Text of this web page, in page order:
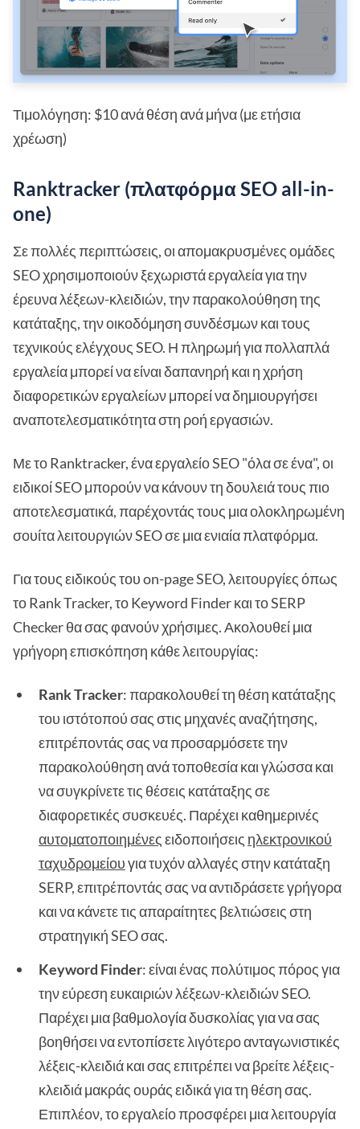
Τιμολόγηση: $10 ανά θέση ανά μήνα (με ετήσια
χρέωση)
Ranktracker (πλατφόρμα SEO all-in-
one)
Σε πολλές περιπτώσεις, οι απομακρυσμένες ομάδες
SEO χρησιμοποιούν ξεχωριστά εργαλεία για την
έρευνα λέξεων-κλειδιών, την παρακολούθηση της
κατάταξης, την οικοδόμηση συνδέσμων και τους
τεχνικούς ελέγχους SEO. Η πληρωμή για πολλαπλά
εργαλεία μπορεί να είναι δαπανηρή και η χρήση
διαφορετικών εργαλείων μπορεί να δημιουργήσει
αναποτελεσματικότητα στη ροή εργασιών.
Με το Ranktracker, ένα εργαλείο SEO "όλα σε ένα", οι
ειδικοί SEO μπορούν να κάνουν τη δουλειά τους πιο
αποτελεσματικά, παρέχοντάς τους μια ολοκληρωμένη
σουίτα λειτουργιών SEO σε μια ενιαία πλατφόρμα.
Για τους ειδικούς του on-page SEO, λειτουργίες όπως
το Rank Tracker, το Keyword Finder και το SERP
Checker θα σας φανούν χρήσιμες. Ακολουθεί μια
γρήγορη επισκόπηση κάθε λειτουργίας:
Rank Tracker: παρακολουθεί τη θέση κατάταξης
του ιστότοπού σας στις μηχανές αναζήτησης,
επιτρέποντάς σας να προσαρμόσετε την
παρακολούθηση ανά τοποθεσία και γλώσσα και
να συγκρίνετε τις θέσεις κατάταξης σε
διαφορετικές συσκευές. Παρέχει καθημερινές
αυτοματοποιημένεςειδοποιήσεις ηλεκτρονικού
ταχυδρομείουγια τυχόν αλλαγές στην κατάταξη
SERP, επιτρέποντάς σας να αντιδράσετε γρήγορα
και να κάνετε τις απαραίτητες βελτιώσεις στη
στρατηγική SEO σας.
Keyword Finder: είναι ένας πολύτιμος πόρος για
την εύρεση ευκαιριών λέξεων-κλειδιών SEO.
Παρέχει μια βαθμολογία δυσκολίας για να σας
βοηθήσει να εντοπίσετε λιγότερο ανταγωνιστικές
λέξεις-κλειδιά και σας επιτρέπει να βρείτε λέξεις-
κλειδιά μακράς ουράς ειδικά για τη θέση σας.
Επιπλέον, το εργαλείο προσφέρει μια λειτουργία